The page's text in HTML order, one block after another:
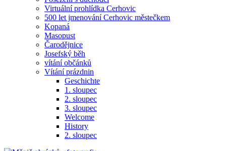
Virtuální prohlídka Cerhovic
500 let jmenování Cerhovic městečkem
Kopaná
Masopust
Čarodějnice
Josefský běh
vítání občánků
Vítání prázdnin
Geschichte
1. sloupec
2. sloupec
3. sloupec
Welcome
History
2. sloupec